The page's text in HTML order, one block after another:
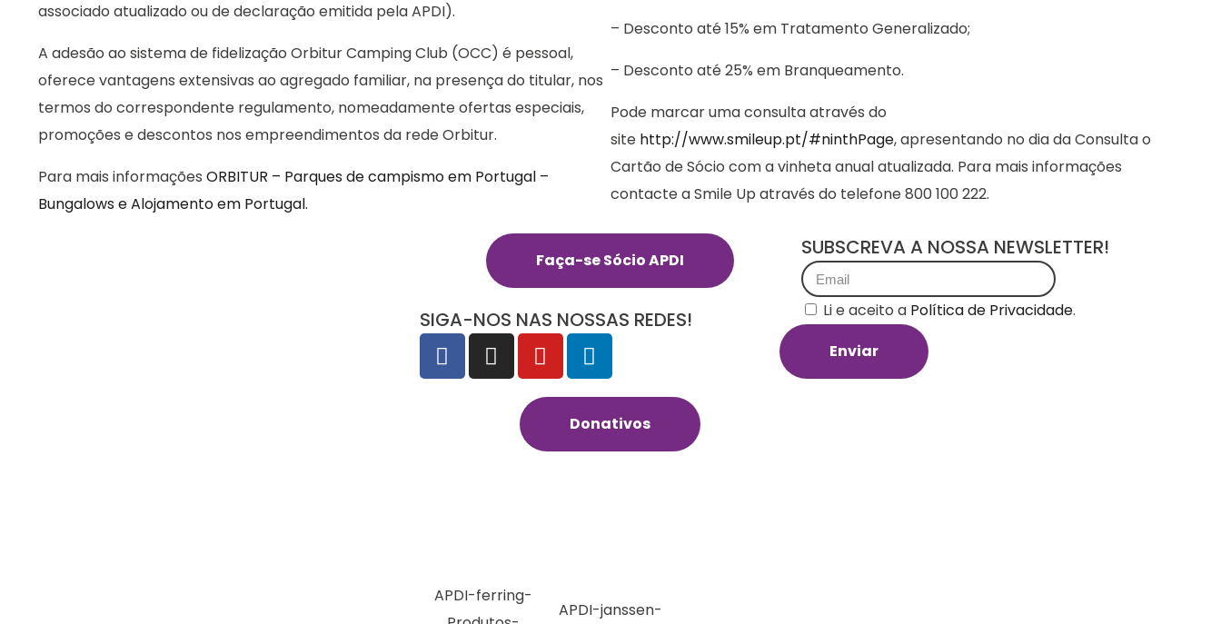
associado atualizado ou de declaração emitida pela APDI).
A adesão ao sistema de fidelização Orbitur Camping Club (OCC) é pessoal,
oferece vantagens extensivas ao agregado familiar, na presença do titular, nos
termos do correspondente regulamento, nomeadamente ofertas especiais,
promoções e descontos nos empreendimentos da rede Orbitur.
Para mais informações ORBITUR – Parques de campismo em Portugal –
Bungalows e Alojamento em Portugal.
– Desconto até 15% em Tratamento Generalizado;
– Desconto até 25% em Branqueamento.
Pode marcar uma consulta através do
site http://www.smileup.pt/#ninthPage, apresentando no dia da Consulta o
Cartão de Sócio com a vinheta anual atualizada. Para mais informações
contacte a Smile Up através do telefone 800 100 222.
Faça-se Sócio APDI
SIGA-NOS NAS NOSSAS REDES!
Donativos
APDI-ferring-
APDI-janssen-
SUBSCREVA A NOSSA NEWSLETTER!
Li e aceito a Política de Privacidade.
Enviar